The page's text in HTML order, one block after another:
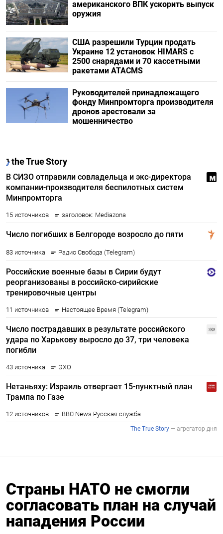
американского ВПК ускорить выпуск
оружия
США разрешили Турции продать
Украине 12 установок HIMARS с
2500 снарядами и 70 кассетными
ракетами ATACMS
Руководителей принадлежащего
фонду Минпромторга производителя
дронов арестовали за
мошенничество
Страны НАТО не смогли
согласовать план на случай
нападения России